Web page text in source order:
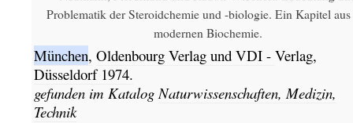
Problematik der Steroidchemie und -biologie. Ein Kapitel aus
modernen Biochemie.
München, Oldenbourg Verlag und VDI - Verlag,
Düsseldorf 1974.
gefunden im KatalogNaturwissenschaften, Medizin,
Technik